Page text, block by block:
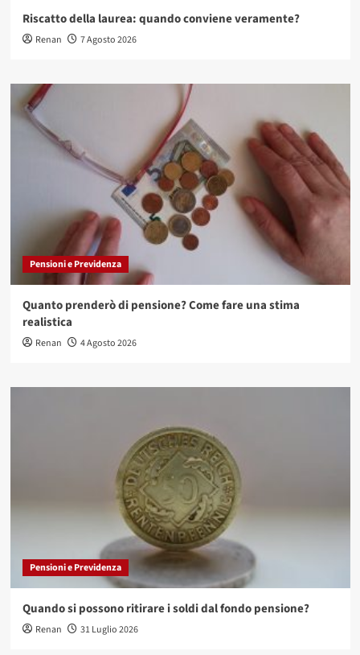
Riscatto della laurea: quando conviene veramente?
Renan 7 Agosto 2026
Pensioni e Previdenza
Quanto prenderò di pensione? Come fare una stima
realistica
Renan 4 Agosto 2026
Pensioni e Previdenza
Quando si possono ritirare i soldi dal fondo pensione?
Renan 31 Luglio 2026